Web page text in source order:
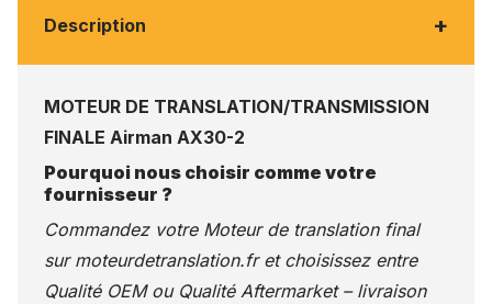
Description +
MOTEUR DE TRANSLATION/TRANSMISSION
FINALE Airman AX30-2
Pourquoi nous choisir comme votre
fournisseur ?
Commandez votre Moteur de translation final
sur moteurdetranslation.fret choisissez entre
Qualité OEM ou Qualité Aftermarket – livraison